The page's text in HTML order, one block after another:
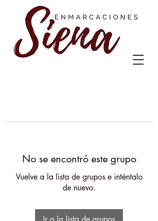
No se encontró este grupo
Vuelve a la lista de grupos e inténtalo
de nuevo.